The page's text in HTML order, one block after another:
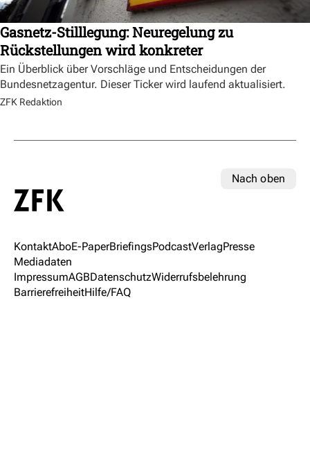
Gasnetz-Stilllegung: Neuregelung zu
Rückstellungen wird konkreter
Ein Überblick über Vorschläge und Entscheidungen der
Bundesnetzagentur. Dieser Ticker wird laufend aktualisiert.
ZFK Redaktion
Nach oben
KontaktAboE-PaperBriefingsPodcastVerlagPresse
Mediadaten
ImpressumAGBDatenschutzWiderrufsbelehrung
BarrierefreiheitHilfe/FAQ